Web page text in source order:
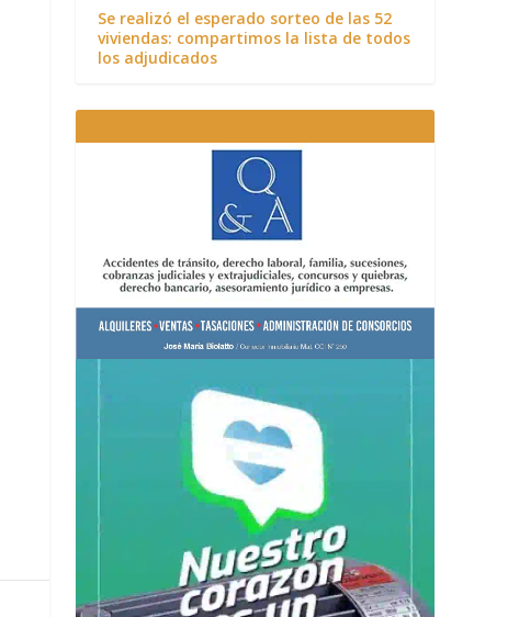
Se realizó el esperado sorteo de las 52
viviendas: compartimos la lista de todos
los adjudicados